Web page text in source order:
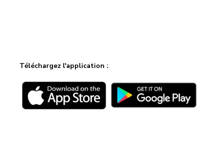
Téléchargez l'application :